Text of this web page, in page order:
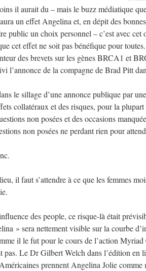
il aurait du – mais le buzz médiatique
un effet Angelina et, en dépit des
public un choix personnel – c’est avec
cet effet ne soit pas bénéfique pour
des brevets sur les gènes BRCA1 et
l’annonce de la compagne de Brad Pitt
le sillage d’une annonce publique par
collatéraux et des risques, pour la
non posées et des occasions
non posées ne perdant rien pour
il faut s’attendre à ce que les femmes
des people, ce risque-là était
» sera nettement visible sur la courbe
il le fut pour le cours de l’action
pas. Le Dr Gilbert Welch dans l’édition
prennent Angelina Jolie comme